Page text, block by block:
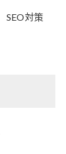
SEO対策